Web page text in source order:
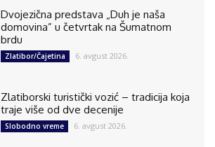
Dvojezična predstava „Duh je naša
domovina” u četvrtak na Šumatnom
brdu
Zlatibor/Čajetina 6. avgust 2026.
Zlatiborski turistički vozić – tradicija koja
traje više od dve decenije
Slobodno vreme 6. avgust 2026.